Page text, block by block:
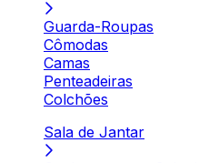
Guarda-Roupas
Cômodas
Camas
Penteadeiras
Colchões
Sala de Jantar